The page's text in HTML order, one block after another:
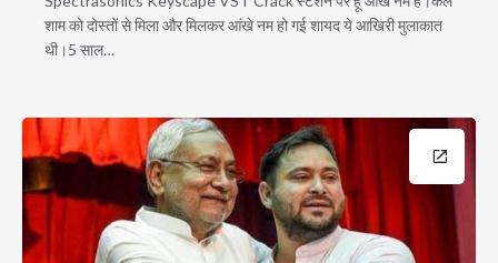
शाम को दोस्तों से मिला और मिलकर आंखे नम हो गई शायद ये आखिरी मुलाकात
थी।5 साल…